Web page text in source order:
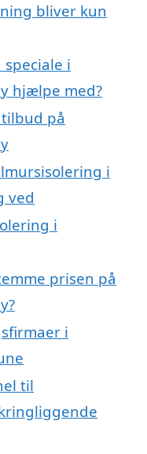
bliver kun
i
hjælpe med?
på
i
ved
i
prisen på
i
til